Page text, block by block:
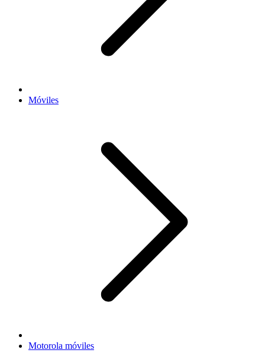
Móviles
Motorola móviles